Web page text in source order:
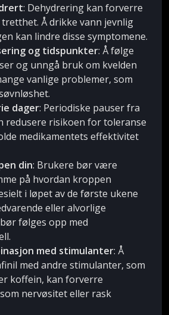
: Dehydrering kan forverre
Å drikke vann jevnlig
kan lindre disse symptomene.
og tidspunkter: Å følge
og unngå bruk om kvelden
vanlige problemer, som
dager: Periodiske pauser fra
redusere risikoen for toleranse
medikamentets effektivitet
din: Brukere bør være
på hvordan kroppen
i løpet av de første ukene
eller alvorlige
følges opp med
med stimulanter: Å
med andre stimulanter, som
koffein, kan forverre
nervøsitet eller rask